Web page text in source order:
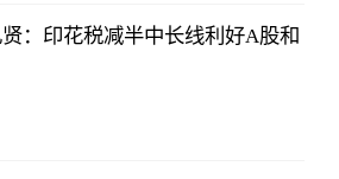
：印花税减半中长线利好A股和